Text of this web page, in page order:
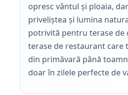
opresc vântul și ploaia,
priveliștea și lumina
potrivită pentru terase de
terase de restaurant care
din primăvară până
doar în zilele perfecte de